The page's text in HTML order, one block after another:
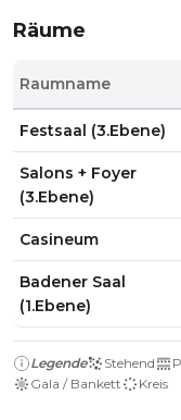
Räume
Raumname
Festsaal (3.Ebene)
Salons + Foyer
(3.Ebene)
Casineum
Badener Saal
(1.Ebene)
Legende Stehend
Gala / Bankett
Kreis